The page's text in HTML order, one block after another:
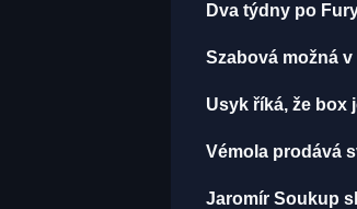
Dva týdny po
Szabová možná
Usyk říká, že box
Vémola prodává
Jaromír Soukup